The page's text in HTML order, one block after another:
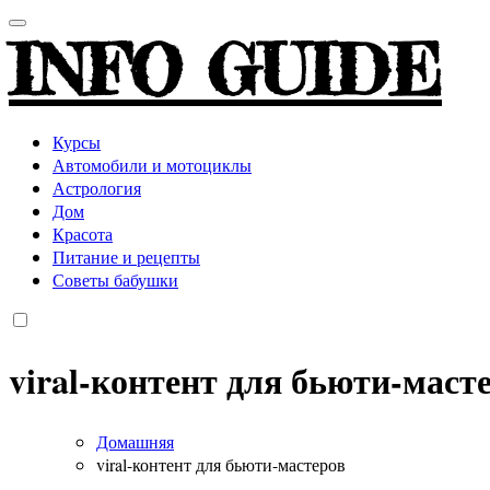
INFO GUIDE
Курсы
Автомобили и мотоциклы
Астрология
Дом
Красота
Питание и рецепты
Советы бабушки
viral-контент для бьюти-
Домашняя
viral-контент для бьюти-мастеров